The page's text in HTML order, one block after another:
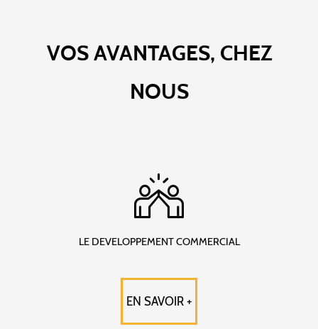
VOS AVANTAGES, CHEZ
NOUS
LE DEVELOPPEMENT COMMERCIAL
EN SAVOIR +